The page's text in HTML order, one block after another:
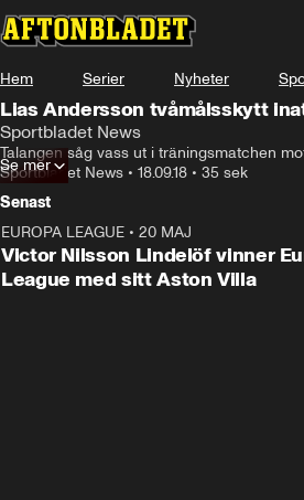
Hem Serier Nyheter
Lias Andersson tvåmålsskytt
Sportbladet News
Talangen såg vass ut i träningsmatchen
Sportbladet News • 18.09.18 • 35 sek
Se mer
Senast
EUROPA LEAGUE • 20 MAJ
Victor Nilsson Lindelöf vinner
League med sitt Aston Villa